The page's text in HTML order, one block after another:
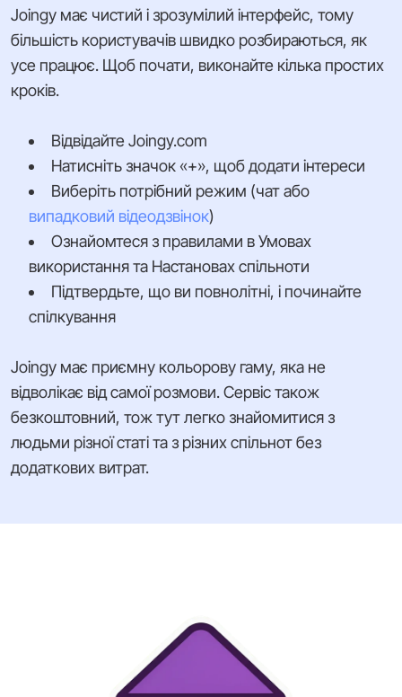
Joingy має чистий і зрозумілий інтерфейс, тому
більшість користувачів швидко розбираються, як
усе працює. Щоб почати, виконайте кілька простих
кроків.
Відвідайте Joingy.com
Натисніть значок «+», щоб додати інтереси
Виберіть потрібний режим (чат або
випадковий відеодзвінок)
Ознайомтеся з правилами в Умовах
використання та Настановах спільноти
Підтвердьте, що ви повнолітні, і починайте
спілкування
Joingy має приємну кольорову гаму, яка не
відволікає від самої розмови. Сервіс також
безкоштовний, тож тут легко знайомитися з
людьми різної статі та з різних спільнот без
додаткових витрат.